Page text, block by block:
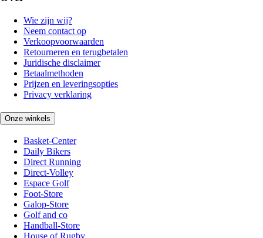
Wie zijn wij?
Neem contact op
Verkoopvoorwaarden
Retourneren en terugbetalen
Juridische disclaimer
Betaalmethoden
Prijzen en leveringsopties
Privacy verklaring
Onze winkels
Basket-Center
Daily Bikers
Direct Running
Direct-Volley
Espace Golf
Foot-Store
Galop-Store
Golf and co
Handball-Store
House of Rugby